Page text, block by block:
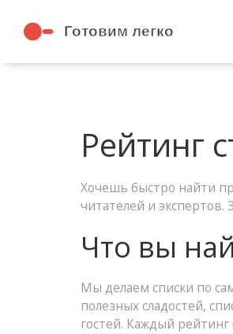
Рейтинг
Хочешь быстро найти
читателей и
Что вы
Мы делаем списки по
полезных сладостей,
гостей. Каждый